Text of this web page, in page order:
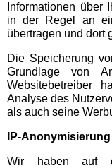
Karls Erlebnis-Dorf
Rövershagen
Sommerrodelbahn
Doberan
Ausflugstipps
Informationen über
in der Regel an
übertragen und dort
Die Speicherung
Grundlage von
Websitebetreiber
Analyse des
als auch seine
IP-Anonymisierung
Wir haben auf